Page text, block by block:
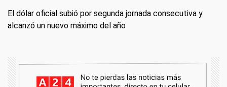
El dólar oficial subió por segunda jornada consecutiva y
alcanzó un nuevo máximo del año